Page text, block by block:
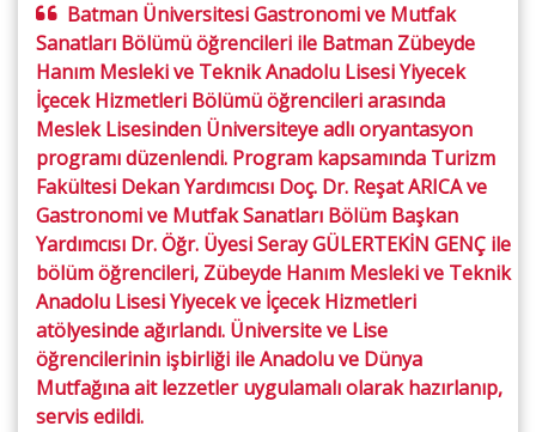
Batman Üniversitesi Gastronomi ve Mutfak
Sanatları Bölümü öğrencileri ile Batman Zübeyde
Hanım Mesleki ve Teknik Anadolu Lisesi Yiyecek
İçecek Hizmetleri Bölümü öğrencileri arasında
Meslek Lisesinden Üniversiteye adlı oryantasyon
programı düzenlendi. Program kapsamında Turizm
Fakültesi Dekan Yardımcısı Doç. Dr. Reşat ARICA ve
Gastronomi ve Mutfak Sanatları Bölüm Başkan
Yardımcısı Dr. Öğr. Üyesi Seray GÜLERTEKİN GENÇ ile
bölüm öğrencileri, Zübeyde Hanım Mesleki ve Teknik
Anadolu Lisesi Yiyecek ve İçecek Hizmetleri
atölyesinde ağırlandı. Üniversite ve Lise
öğrencilerinin işbirliği ile Anadolu ve Dünya
Mutfağına ait lezzetler uygulamalı olarak hazırlanıp,
servis edildi.